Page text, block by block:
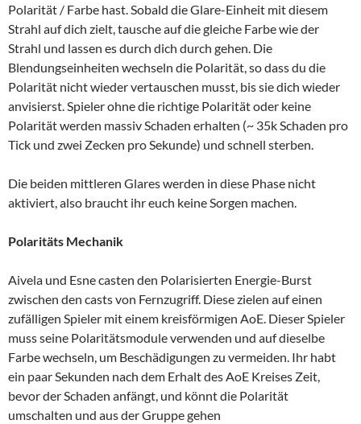
Polarität / Farbe hast. Sobald die Glare-Einheit mit diesem
Strahl auf dich zielt, tausche auf die gleiche Farbe wie der
Strahl und lassen es durch dich durch gehen. Die
Blendungseinheiten wechseln die Polarität, so dass du die
Polarität nicht wieder vertauschen musst, bis sie dich wieder
anvisierst. Spieler ohne die richtige Polarität oder keine
Polarität werden massiv Schaden erhalten (~ 35k Schaden pro
Tick und zwei Zecken pro Sekunde) und schnell sterben.
Die beiden mittleren Glares werden in diese Phase nicht
aktiviert, also braucht ihr euch keine Sorgen machen.
Polaritäts Mechanik
Aivela und Esne casten den Polarisierten Energie-Burst
zwischen den casts von Fernzugriff. Diese zielen auf einen
zufälligen Spieler mit einem kreisförmigen AoE. Dieser Spieler
muss seine Polaritätsmodule verwenden und auf dieselbe
Farbe wechseln, um Beschädigungen zu vermeiden. Ihr habt
ein paar Sekunden nach dem Erhalt des AoE Kreises Zeit,
bevor der Schaden anfängt, und könnt die Polarität
umschalten und aus der Gruppe gehen